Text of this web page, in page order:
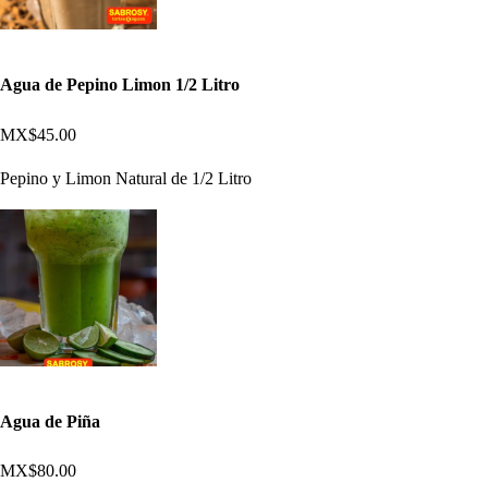
Agua de Pepino Limon 1/2 Litro
MX$45.00
Pepino y Limon Natural de 1/2 Litro
Agua de Piña
MX$80.00